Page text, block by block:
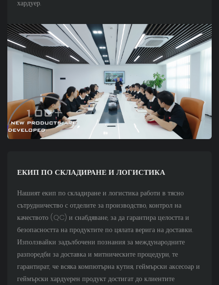
хардуер.
ЕКИП ПО СКЛАДИРАНЕ И ЛОГИСТИКА
Нашият екип по складиране и логистика работи в тясно
сътрудничество с отделите за производство, контрол на
качеството (QC) и снабдяване, за да гарантира целостта и
безопасността на продуктите по цялата верига на доставки.
Използвайки задълбочени познания за международните
разпоредби за доставка и митническите процедури, те
гарантират, че всяка компютърна кутия, геймърски аксесоар и
геймърски хардуерен продукт достигат до клиентите